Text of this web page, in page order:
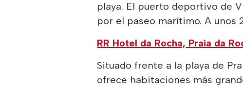
playa. El puerto deportivo de
por el paseo marítimo. A unos
RR Hotel da Rocha, Praia da
Situado frente a la playa de
ofrece habitaciones más